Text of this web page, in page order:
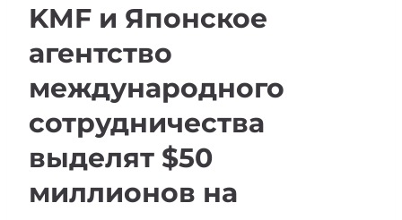
KMF и Японское
агентство
международного
сотрудничества
выделят $50
миллионов на